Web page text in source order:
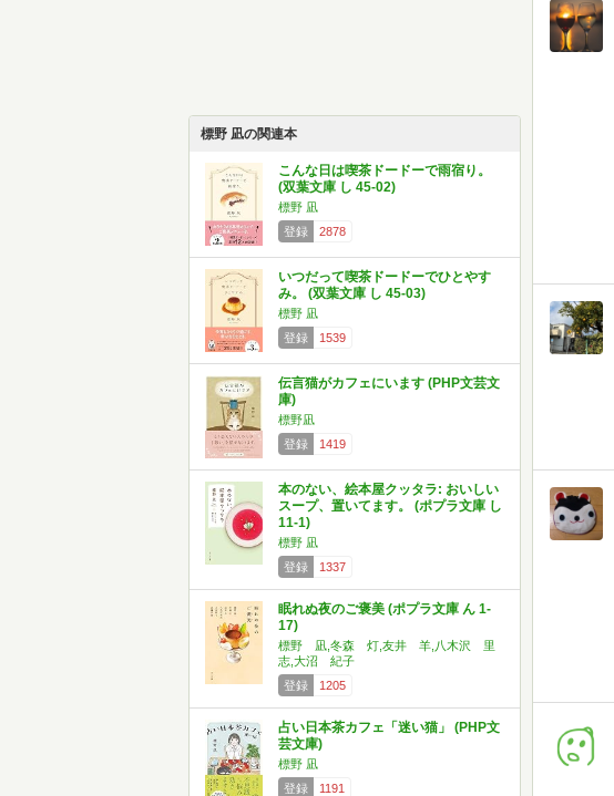
標野 凪の関連本
こんな日は喫茶ドードーで雨宿り。
(双葉文庫 し 45-02)
標野 凪
登録
2878
いつだって喫茶ドードーでひとやす
み。 (双葉文庫 し 45-03)
標野 凪
登録
1539
伝言猫がカフェにいます (PHP文芸文
庫)
標野凪
登録
1419
本のない、絵本屋クッタラ: おいしい
スープ、置いてます。 (ポプラ文庫 し
11-1)
標野 凪
登録
1337
眠れぬ夜のご褒美 (ポプラ文庫 ん 1-
17)
標野 凪,冬森 灯,友井 羊,八木沢 里
志,大沼 紀子
登録
1205
占い日本茶カフェ「迷い猫」 (PHP文
芸文庫)
標野 凪
登録
1191